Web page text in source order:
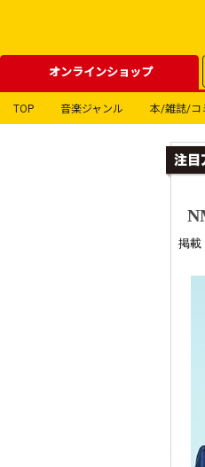
オンラインショップ
TOP 音楽ジャンル 本/雑誌/コ
掲載